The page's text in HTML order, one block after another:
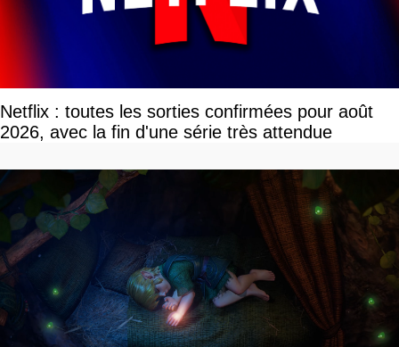
Netflix : toutes les sorties confirmées pour août
2026, avec la fin d'une série très attendue